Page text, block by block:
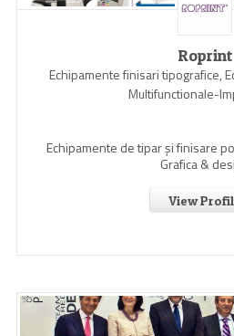
Roprint
Echipamente finisari tipografice,
Multifunctionale-
Echipamente de tipar și finisare
Grafica &
View